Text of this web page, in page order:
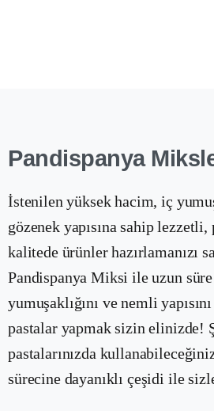
Pandispanya
İstenilen yüksek hacim, iç
gözenek yapısına sahip
kalitede ürünler hazırlamanızı
Pandispanya Miksi ile uzun
yumuşaklığını ve nemli
pastalar yapmak sizin elinizde!
pastalarınızda
sürecine dayanıklı çeşidi ile